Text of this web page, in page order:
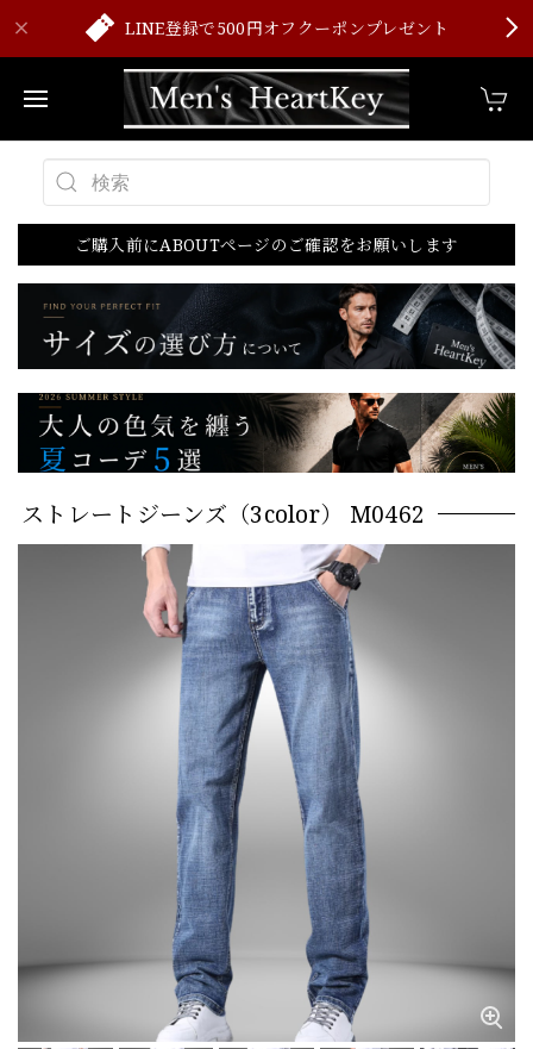
LINE登録で500円オフクーポンプレゼント
ご購入前にABOUTページのご確認をお願いします
ストレートジーンズ（3color） M0462